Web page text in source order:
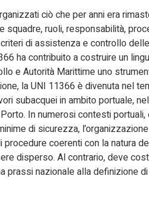
ciò che per anni era
ruoli, responsabilità,
di assistenza e controllo
ha contribuito a costruire un
e Autorità Marittime uno
la UNI 11366 è divenuta nel
subacquei in ambito portuale,
In numerosi contesti
di sicurezza,
coerenti con la natura
disperso. Al contrario, deve
nazionale alla definizione